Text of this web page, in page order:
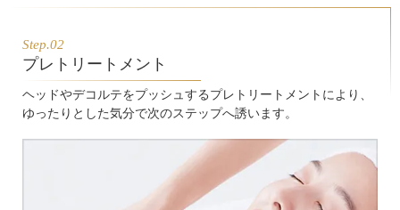
Step.02
プレトリートメント
ヘッドやデコルテをプッシュするプレトリートメントにより、
ゆったりとした気分で次のステップへ誘います。